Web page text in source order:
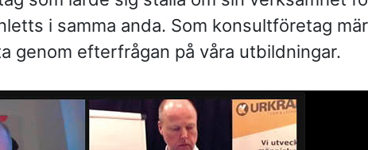
i produktion
KONTAKT
541 31 Skövde
i samma anda. Som konsultföretag
genom efterfrågan på våra utbildningar.